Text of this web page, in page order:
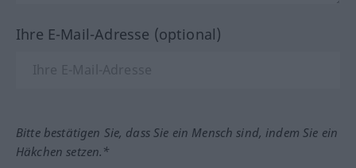
Ihre E-Mail-Adresse (optional)
Bitte bestätigen Sie, dass Sie ein Mensch sind, indem Sie ein
Häkchen setzen.*